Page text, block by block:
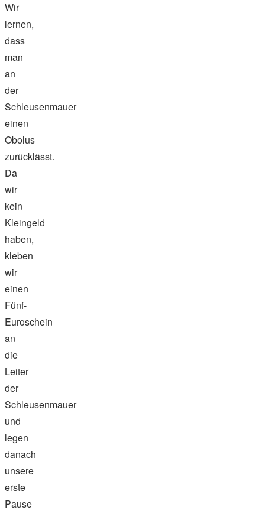
Wir
lernen,
dass
man
an
der
Schleusenmauer
einen
Obolus
zurücklässt.
Da
wir
kein
Kleingeld
haben,
kleben
wir
einen
Fünf-
Euroschein
an
die
Leiter
der
Schleusenmauer
und
legen
danach
unsere
erste
Pause